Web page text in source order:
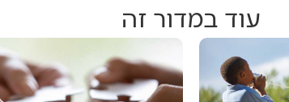
עוד במדור זה